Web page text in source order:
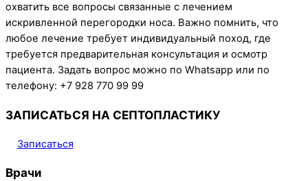
охватить все вопросы связанные с лечением
искривленной перегородки носа. Важно помнить, что
любое лечение требует индивидуальный поход, где
требуется предварительная консультация и осмотр
пациента. Задать вопрос можно по Whatsapp или по
телефону: +7 928 770 99 99
ЗАПИСАТЬСЯ НА СЕПТОПЛАСТИКУ
Записаться
Врачи